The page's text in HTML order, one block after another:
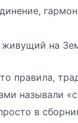
живущий на
правила,
называли
в